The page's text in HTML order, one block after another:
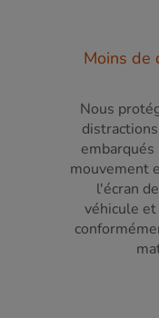
Moins de
Nous
mouvement
l'écran
véhicule